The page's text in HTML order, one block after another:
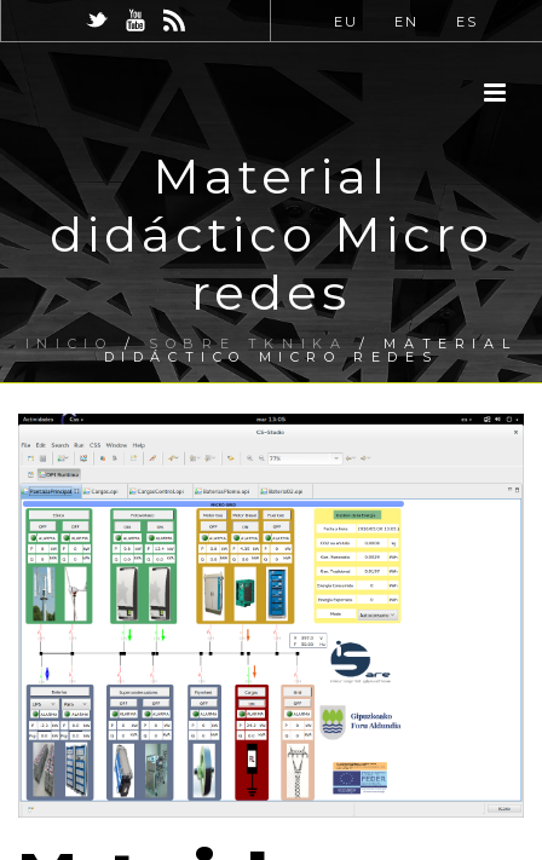
EU EN ES
Material
didáctico Micro
redes
INICIO/ SOBRE TKNIKA / MATERIAL
DIDÁCTICO MICRO REDES